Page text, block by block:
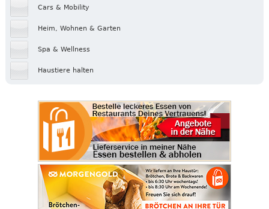
Cars & Mobility
Heim, Wohnen & Garten
Spa & Wellness
Haustiere halten